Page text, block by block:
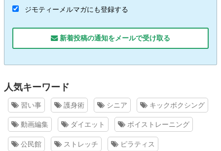
ジモティーメルマガにも登録する
新着投稿の通知をメールで受け取る
人気キーワード
習い事 護身術 シニア キックボクシング
動画編集 ダイエット ボイストレーニング
公民館 ストレッチ ピラティス